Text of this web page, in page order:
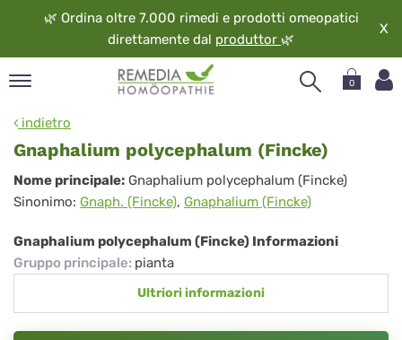
🌿 Ordina oltre 7.000 rimedi e prodotti omeopatici
direttamente dal produttor 🌿
X
0
indietro
Gnaphalium polycephalum (Fincke)
Gnaphalium
polycephalum
(Fincke)
Nome principale: Gnaphalium polycephalum (Fincke)
Sinonimo: Gnaph. (Fincke), Gnaphalium (Fincke)
Gnaphalium polycephalum (Fincke) Informazioni
Gruppo principale: pianta
Ultriori informazioni